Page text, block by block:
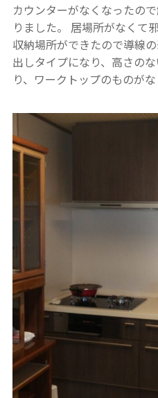
カウンターがなくなったの
りました。
居場所がなくて
収納場所ができたので導線
出しタイプになり、高さの
り、ワークトップのものがな